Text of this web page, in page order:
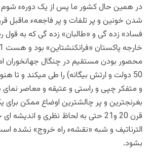
در همین حال کشور ما پس از یک دورهء شوم
شدن خونین و پر تلفات و پر فاجعهء ماقبل
فساد» زده گی و «طالبان» زده گی که به قول
محصور بودن مستقیم در چنگال جهانخوران
50 دولت و ارتش بیگانه) را طی میکند و تا
و متفکر چپی و راستی و عتیقه و معاصر نمای
بغرنجترین و پر چالشترین اوضاع ممکن
قرن 20 و21 حتی به لحاظ نظری و
الترناتیف و شبه «نقشهء راه خروج» نشده
بشود.